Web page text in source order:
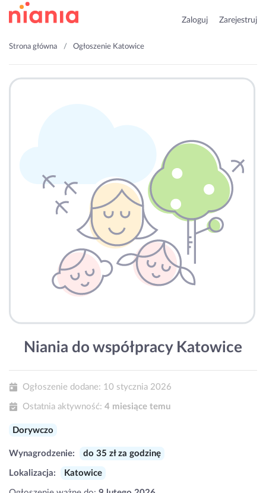
Zaloguj Zarejestruj
Strona główna Ogłoszenie Katowice
Niania do współpracy Katowice
Ogłoszenie dodane: 10 stycznia 2026
Ostatnia aktywność: 4 miesiące temu
Dorywczo
Wynagrodzenie: do 35 zł za godzinę
Lokalizacja: Katowice